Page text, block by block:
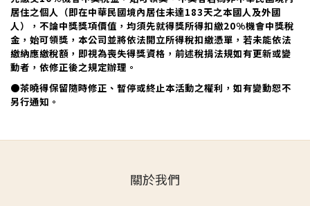
居住之個人（即在中華民國境內居住未達183天之本國人及外國
人），不論中獎獎項價值，均須先就得獎所得扣繳20%機會中獎稅
金，始可領獎，本公司並將依法開立所得稅扣繳憑單，若未能依法
繳納應繳稅額，即視為喪失得獎資格，前述稅捐法規如有更新或變
動者，依修正後之規定辦理。
●茶曉得保留隨時修正、暫停或終止本活動之權利，如有變動恕不
另行通知。
關於我們